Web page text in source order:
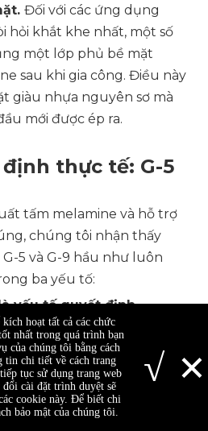
Đối với các ứng dụng
hỏi khắt khe nhất, một số
một lớp phủ bề mặt
sau khi gia công. Điều này
giàu nhựa nguyên sơ mà
mới được ép ra.
thực tế: G-5
tấm melamine và hỗ trợ
chúng tôi nhận thấy
5 và G-9 hầu như luôn
ba yếu tố:
yếu tố quyết định.
chạy liên tục ở nhiệt độ
chọn duy nhất. Xếp hạng
gợi ý - đó là phân loại lão
trực tiếp đến tuổi thọ
sự lựa chọn sẽ mở ra.
hoạt tất cả các chức
nhất trong quá trình bạn
của chúng tôi bằng cách
tin chi tiết về cách trang
tục sử dụng trang web
cài đặt trình duyệt sẽ
cookie này. Để biết chi
bảo mật của chúng tôi.
√ ×